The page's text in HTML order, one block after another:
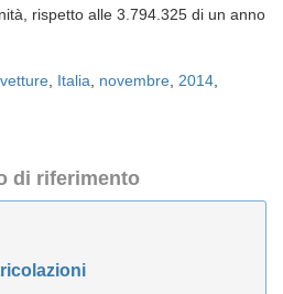
rispetto alle 3.794.325 di un anno
, Italia, novembre, 2014,
di riferimento